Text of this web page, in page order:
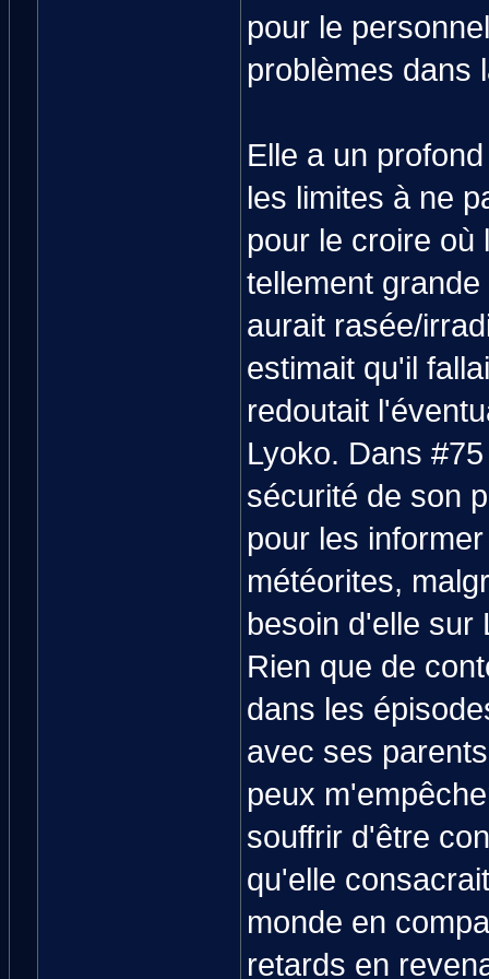
pour le
problèmes dans
Elle a un
les limites à ne
pour le croire où
tellement
aurait rasée/
estimait qu'il
redoutait
Lyoko. Dans
sécurité de son
pour les
météorites,
besoin d'elle sur
Rien que de
dans les
avec ses
peux
souffrir d'être
qu'elle
monde en
retards en